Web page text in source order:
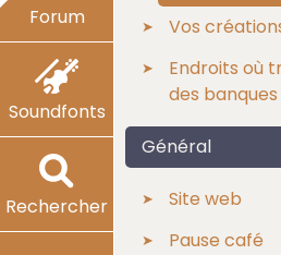
Forum
Soundfonts
Rechercher
Vos
Endroits où
des
Général
Site web
Pause café